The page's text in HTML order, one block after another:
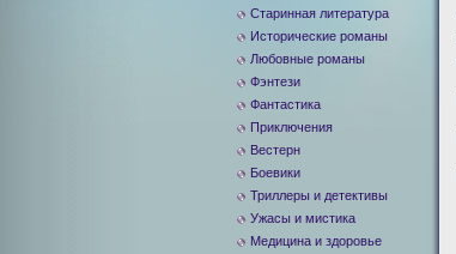
Старинная литература
Исторические романы
Любовные романы
Фэнтези
Фантастика
Приключения
Вестерн
Боевики
Триллеры и детективы
Ужасы и мистика
Медицина и здоровье